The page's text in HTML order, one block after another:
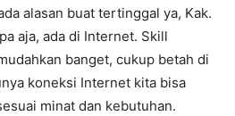
alasan buat tertinggal ya, Kak.
aja, ada di Internet. Skill
banget, cukup betah di
koneksi Internet kita bisa
minat dan kebutuhan.